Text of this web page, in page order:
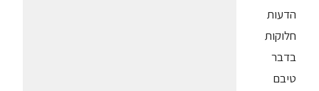
הדעות
חלוקות
בדבר
טיבם